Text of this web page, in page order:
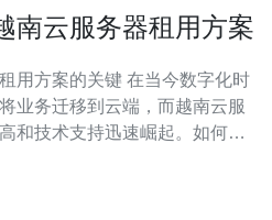
南云服务器租用方案
关键 在当今数字化时
业务迁移到云端，而越南云服
和技术支持迅速崛起。如何选